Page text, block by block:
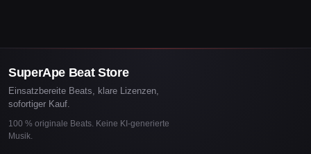
SuperApe Beat Store
Einsatzbereite Beats, klare Lizenzen,
sofortiger Kauf.
100 % originale Beats. Keine KI-generierte
Musik.